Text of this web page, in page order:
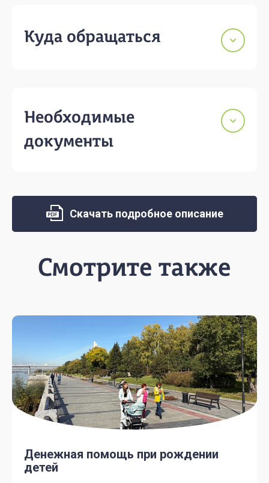
Куда обращаться
Необходимые
документы
Скачать подробное описание
Смотрите также
Денежная помощь при рождении
детей